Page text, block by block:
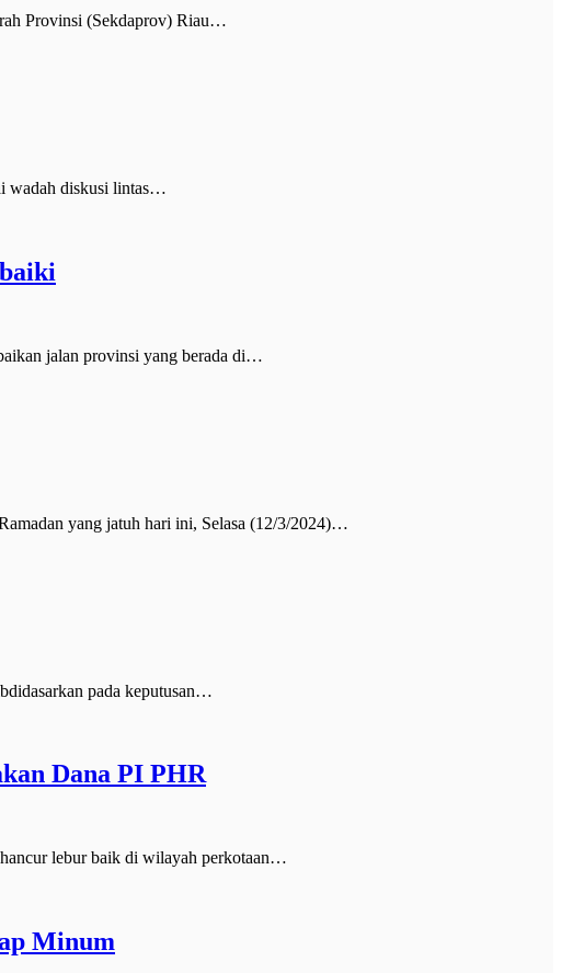
Provinsi (Sekdaprov) Riau…
wadah diskusi lintas…
jalan provinsi yang berada di…
yang jatuh hari ini, Selasa (12/3/2024)…
pada keputusan…
Dana PI PHR
lebur baik di wilayah perkotaan…
Minum